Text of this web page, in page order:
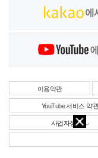
이용약관
YouTube 서비스 약
사업자정보